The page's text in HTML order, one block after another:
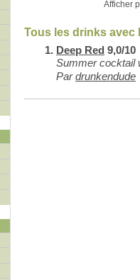
Afficher
Tous les drinks avec
Deep Red 9,0/10
Summer cocktail
Pardrunkendude